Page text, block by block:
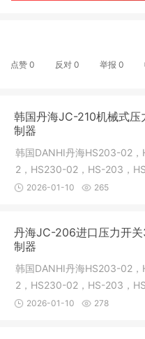
点赞 0 反对 0 举报 0
韩国丹海JC-210机械式
制器
韩国DANHI丹海HS203-02
2，HS230-02，HS-203，
0，HS203，HS206，HS2
2026-01-10 265
丹海JC-206进口压力开
制器
韩国DANHI丹海HS203-02
2，HS230-02，HS-203，
0，HS203，HS206，HS2
2026-01-10 278